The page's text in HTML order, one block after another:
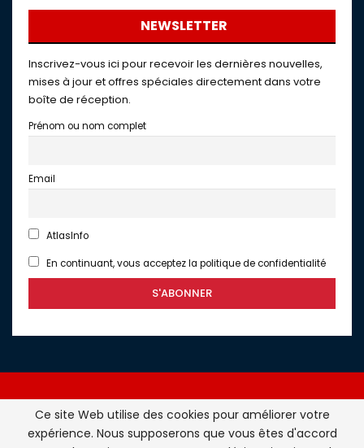
NEWSLETTER
Inscrivez-vous ici pour recevoir les dernières nouvelles,
mises à jour et offres spéciales directement dans votre
boîte de réception.
Prénom ou nom complet
Email
AtlasInfo
En continuant, vous acceptez la politique de confidentialité
Atlasinfo.fr : l'essentiel de l'actualité de la France et du
Ce site Web utilise des cookies pour améliorer votre
expérience. Nous supposerons que vous êtes d'accord